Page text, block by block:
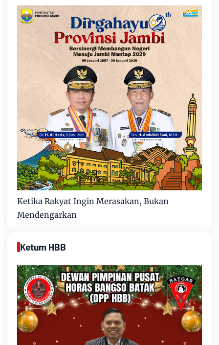
Ketika Rakyat Ingin Merasakan, Bukan
Mendengarkan
Ketum HBB